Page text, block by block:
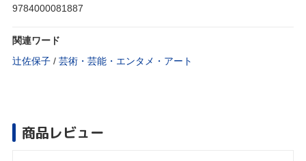
9784000081887
関連ワード
辻佐保子 / 芸術・芸能・エンタメ・アート
商品レビュー